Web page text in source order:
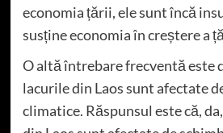
economia țării, ele sunt încă
susține economia în creștere a
O altă întrebare frecventă este
lacurile din Laos sunt afectate
climatice. Răspunsul este că,